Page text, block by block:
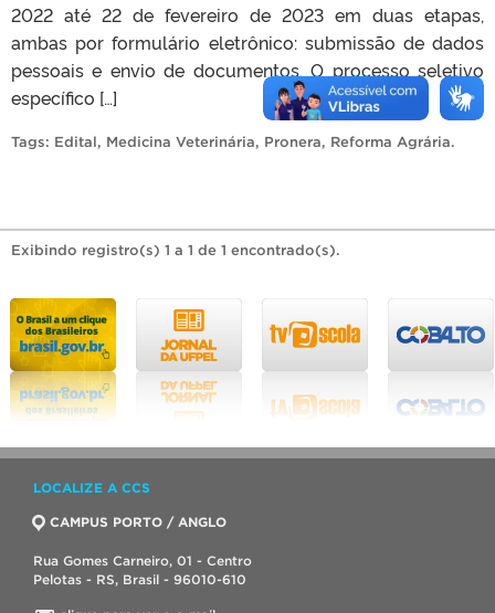
2022 até 22 de fevereiro de 2023 em duas etapas,
ambas por formulário eletrônico: submissão de dados
pessoais e envio de documentos. O processo seletivo
específico […]
Tags: Edital, Medicina Veterinária, Pronera, Reforma Agrária.
Exibindo registro(s) 1 a 1 de 1 encontrado(s).
LOCALIZE A CCS
CAMPUS PORTO / ANGLO
Rua Gomes Carneiro, 01 - Centro
Pelotas - RS, Brasil - 96010-610